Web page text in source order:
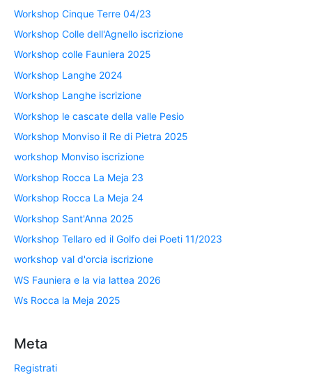
Workshop Cinque Terre 04/23
Workshop Colle dell'Agnello iscrizione
Workshop colle Fauniera 2025
Workshop Langhe 2024
Workshop Langhe iscrizione
Workshop le cascate della valle Pesio
Workshop Monviso il Re di Pietra 2025
workshop Monviso iscrizione
Workshop Rocca La Meja 23
Workshop Rocca La Meja 24
Workshop Sant'Anna 2025
Workshop Tellaro ed il Golfo dei Poeti 11/2023
workshop val d'orcia iscrizione
WS Fauniera e la via lattea 2026
Ws Rocca la Meja 2025
Meta
Registrati